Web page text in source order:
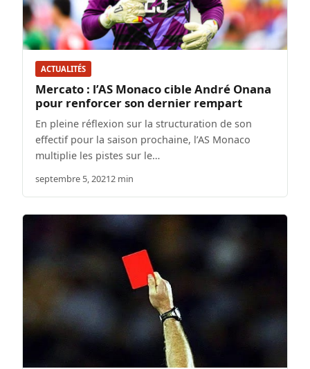
ACTUALITÉS
Mercato : l’AS Monaco cible André Onana
pour renforcer son dernier rempart
En pleine réflexion sur la structuration de son
effectif pour la saison prochaine, l’AS Monaco
multiplie les pistes sur le…
septembre 5, 20212 min